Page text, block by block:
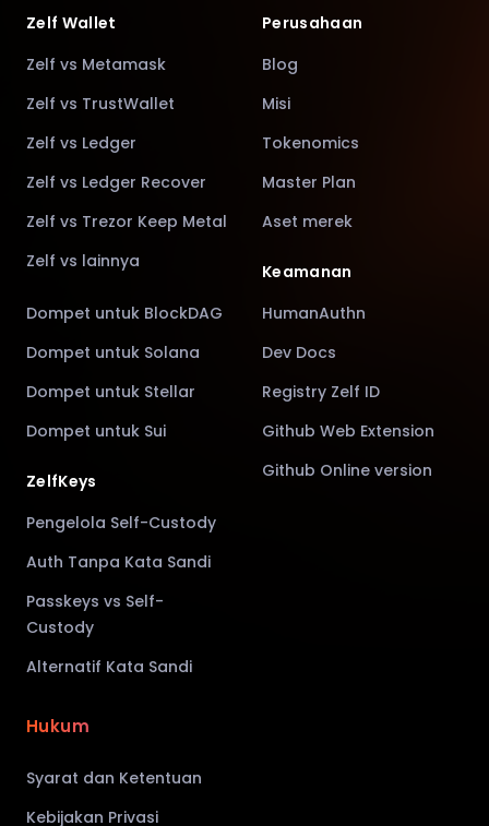
Zelf Wallet
Zelf vs Metamask
Zelf vs TrustWallet
Zelf vs Ledger
Zelf vs Ledger Recover
Zelf vs Trezor Keep Metal
Zelf vs lainnya
Dompet untuk BlockDAG
Dompet untuk Solana
Dompet untuk Stellar
Dompet untuk Sui
ZelfKeys
Pengelola Self-Custody
Auth Tanpa Kata Sandi
Passkeys vs Self-
Custody
Alternatif Kata Sandi
Perusahaan
Blog
Misi
Tokenomics
Master Plan
Aset merek
Keamanan
HumanAuthn
Dev Docs
Registry Zelf ID
Github Web Extension
Github Online version
Hukum
Syarat dan Ketentuan
Kebijakan Privasi